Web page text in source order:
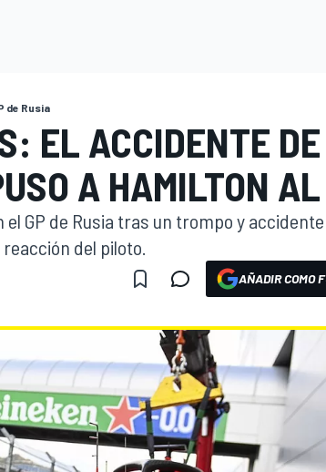
de Rusia
EL ACCIDENTE DE
A HAMILTON
el GP de Rusia tras un trompo y accidente
del piloto.
AÑADIR COMO